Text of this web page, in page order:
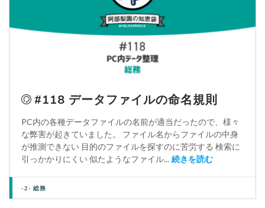
#118 データファイルの命名規則
PC内の各種データファイルの名前が適当だったので、様々
な弊害が起きていました。 ファイル名からファイルの中身
が推測できない 目的のファイルを探すのに苦労する 検索に
引っかかりにくい 似たようなファイル... 続きを読む
-2- 総務